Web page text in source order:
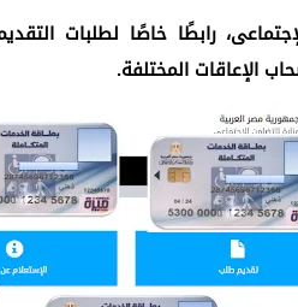
رابطًا خاصًا لطلبات
الإعاقات المختلفة.